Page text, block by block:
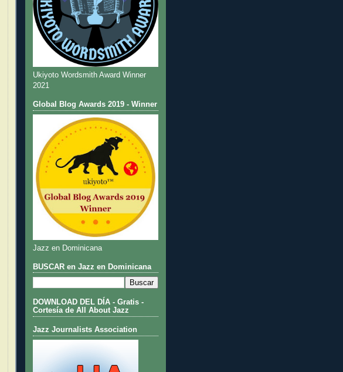
Ukiyoto Wordsmith Award Winner
2021
Global Blog Awards 2019 - Winner
Jazz en Dominicana
BUSCAR en Jazz en Dominicana
DOWNLOAD DEL DÍA - Gratis -
Cortesía de All About Jazz
Jazz Journalists Association